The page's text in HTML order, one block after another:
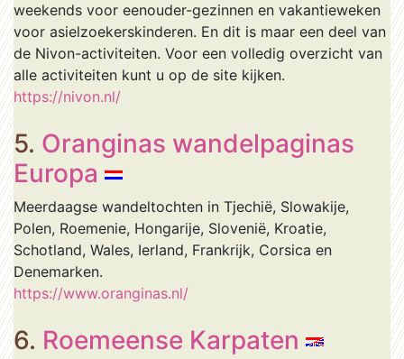
weekends voor eenouder-gezinnen en vakantieweken
voor asielzoekerskinderen. En dit is maar een deel van
de Nivon-activiteiten. Voor een volledig overzicht van
alle activiteiten kunt u op de site kijken.
https://nivon.nl/
5. Oranginas wandelpaginas
Europa
Meerdaagse wandeltochten in Tjechië, Slowakije,
Polen, Roemenie, Hongarije, Slovenië, Kroatie,
Schotland, Wales, Ierland, Frankrijk, Corsica en
Denemarken.
https://www.oranginas.nl/
6. Roemeense Karpaten